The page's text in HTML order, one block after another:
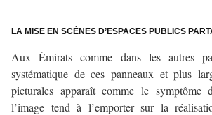
LA MISE EN SCÈNES D’ESPACES PUBLICS
Aux Émirats comme dans les autres
systématique de ces panneaux et plus
picturales apparaît comme le symptôme
l’image tend à l’emporter sur la